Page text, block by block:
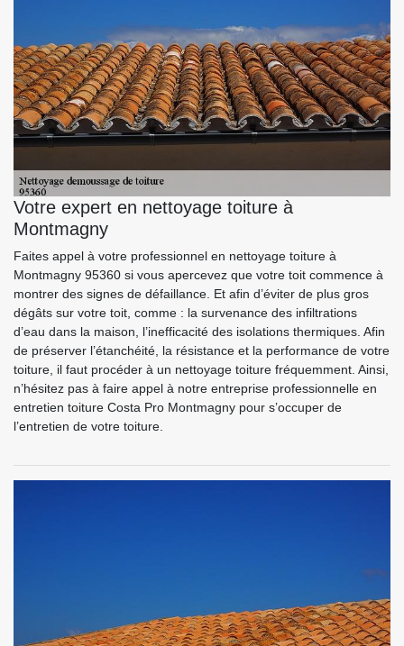
Votre expert en nettoyage toiture à
Montmagny
Faites appel à votre professionnel en nettoyage toiture à
Montmagny 95360 si vous apercevez que votre toit commence à
montrer des signes de défaillance. Et afin d’éviter de plus gros
dégâts sur votre toit, comme : la survenance des infiltrations
d’eau dans la maison, l’inefficacité des isolations thermiques. Afin
de préserver l’étanchéité, la résistance et la performance de votre
toiture, il faut procéder à un nettoyage toiture fréquemment. Ainsi,
n’hésitez pas à faire appel à notre entreprise professionnelle en
entretien toiture Costa Pro Montmagny pour s’occuper de
l’entretien de votre toiture.